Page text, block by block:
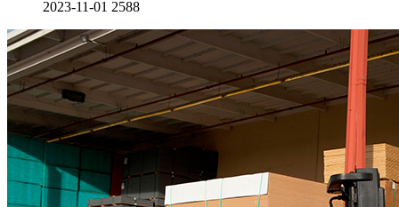
2023-11-01 2588